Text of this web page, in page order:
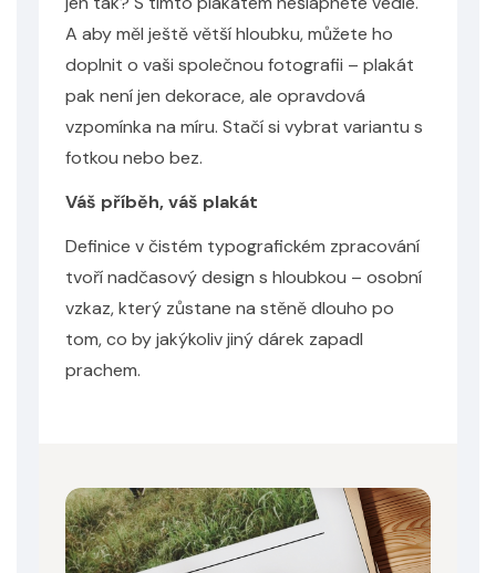
A aby měl ještě větší hloubku, můžete ho
doplnit o vaši společnou fotografii – plakát
pak není jen dekorace, ale opravdová
vzpomínka na míru. Stačí si vybrat variantu s
fotkou nebo bez.
Váš příběh, váš plakát
Definice v čistém typografickém zpracování
tvoří nadčasový design s hloubkou – osobní
vzkaz, který zůstane na stěně dlouho po
tom, co by jakýkoliv jiný dárek zapadl
prachem.